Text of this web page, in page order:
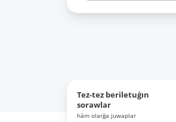
Tez-tez beriletuǵın
sorawlar
hám olarǵa juwaplar